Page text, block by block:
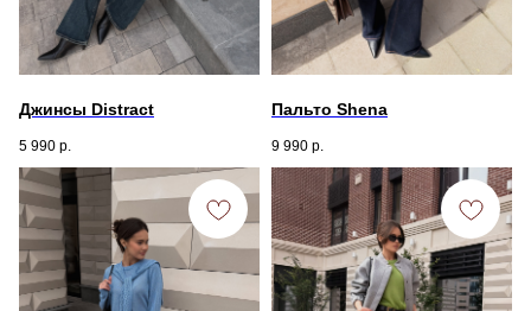
Джинсы Distract
5 990 р.
Пальто Shena
9 990 р.